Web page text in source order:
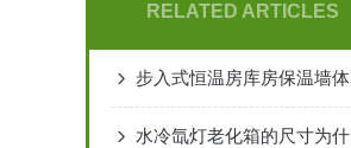
RELATED ARTICLES